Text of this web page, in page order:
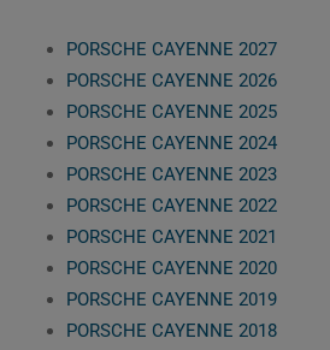
PORSCHE CAYENNE 2027
PORSCHE CAYENNE 2026
PORSCHE CAYENNE 2025
PORSCHE CAYENNE 2024
PORSCHE CAYENNE 2023
PORSCHE CAYENNE 2022
PORSCHE CAYENNE 2021
PORSCHE CAYENNE 2020
PORSCHE CAYENNE 2019
PORSCHE CAYENNE 2018